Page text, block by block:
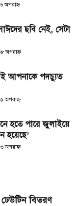
অপরাহ্ণ
ছবি নেই, সেটা
অপরাহ্ণ
আপনাকে পদচ্যুত
অপরাহ্ণ
হতে পারে জুলাইয়ে
হয়েছে’
অপরাহ্ণ
ঢেউটিন বিতরণ